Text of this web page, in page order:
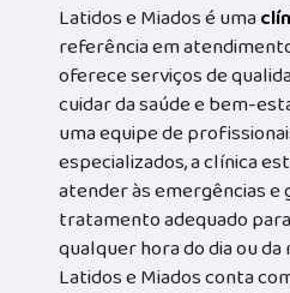
Latidos e Miados é uma
referência em
oferece serviços de
cuidar da saúde e bem-
uma equipe de
especializados, a clínica
atender às emergências e
tratamento adequado
qualquer hora do dia ou da
Latidos e Miados conta